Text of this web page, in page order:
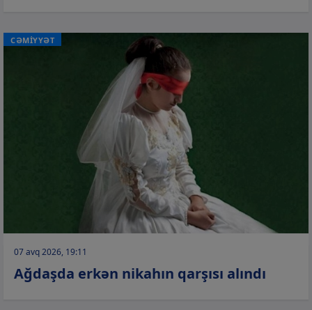
CƏMİYYƏT
07 avq 2026, 19:11
Ağdaşda erkən nikahın qarşısı alındı